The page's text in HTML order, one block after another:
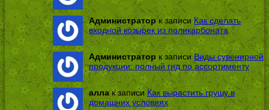
Администраторк записиКак сделать
входной козырек из поликарбоната
Администратор к записи Виды сувенирной
продукции: полный гид по ассортименту
алла к записи Как вырастить грушу в
домашних условиях